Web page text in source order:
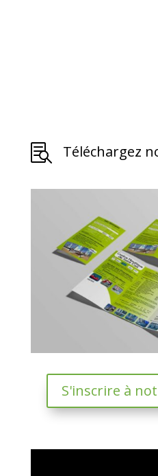
 Téléchargez
S'inscrire à